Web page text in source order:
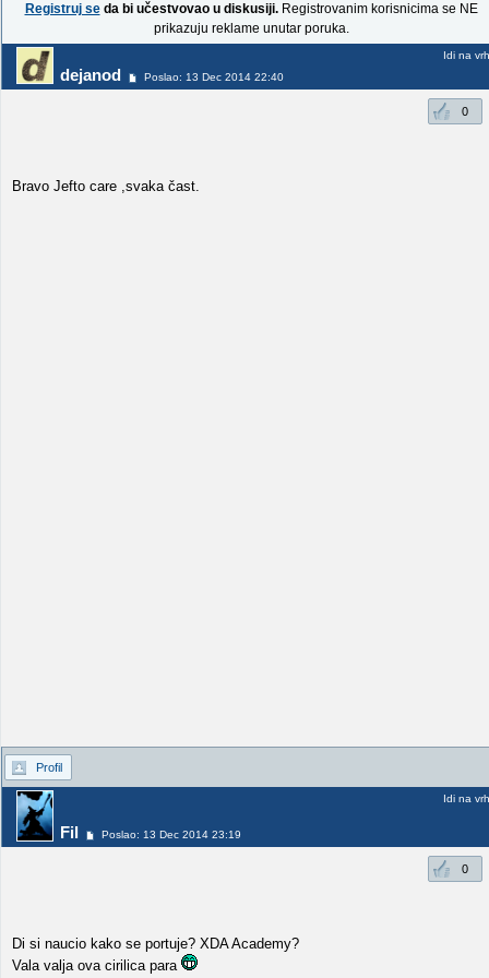
Registruj seda bi učestvovao u diskusiji.Registrovanim korisnicima se NE
prikazuju reklame unutar poruka.
dejanod Poslao: 13 Dec 2014 22:40
Idi na vrh
0
Bravo Jefto care ,svaka čast.
Profil
Fil Poslao: 13 Dec 2014 23:19
Idi na vrh
0
Di si naucio kako se portuje? XDA Academy?
Vala valja ova cirilica para